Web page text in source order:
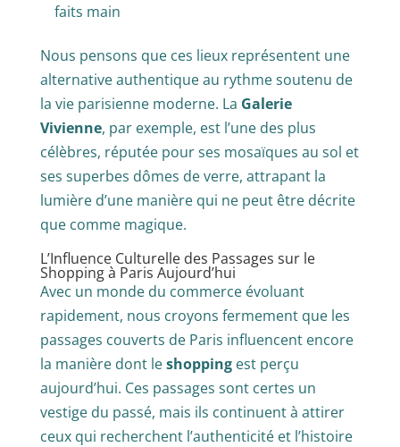
faits main
Nous pensons que ces lieux représentent une
alternative authentique au rythme soutenu de
la vie parisienne moderne. La Galerie
Vivienne, par exemple, est l’une des plus
célèbres, réputée pour ses mosaïques au sol et
ses superbes dômes de verre, attrapant la
lumière d’une manière qui ne peut être décrite
que comme magique.
L’Influence Culturelle des Passages sur le
Shopping à Paris Aujourd’hui
Avec un monde du commerce évoluant
rapidement, nous croyons fermement que les
passages couverts de Paris influencent encore
la manière dont leshoppingest perçu
aujourd’hui. Ces passages sont certes un
vestige du passé, mais ils continuent à attirer
ceux qui recherchent l’authenticité et l’histoire